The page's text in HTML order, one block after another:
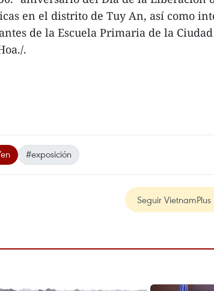
en el distrito de Tuy An, así como
de la Escuela Primaria de la
.
#exposición
Seguir VietnamPlus